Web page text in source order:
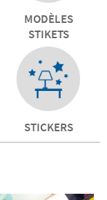
MODÈLES
STIKETS
STICKERS